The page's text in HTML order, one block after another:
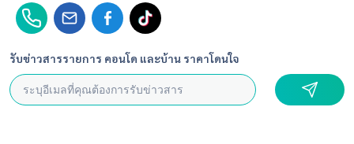
รับข่าวสารรายการ คอนโด และบ้าน ราคาโดนใจ